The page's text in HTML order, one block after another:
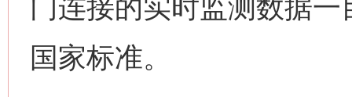
门连接的实时监测数据
国家标准。